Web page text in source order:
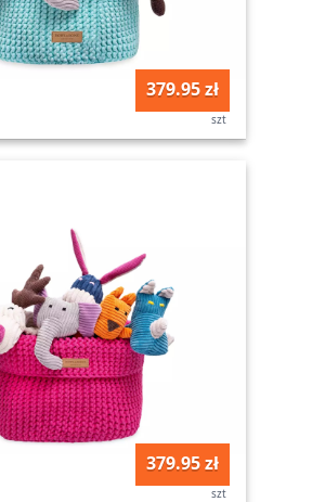
379.95 zł
szt
379.95 zł
szt